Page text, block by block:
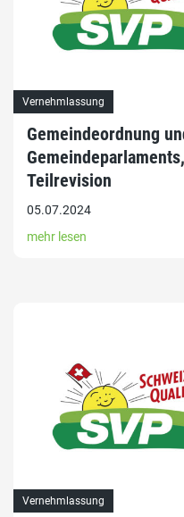
Vernehmlassung
Gemeindeordnung
Teilrevision
05.07.2024
mehr lesen
Vernehmlassung